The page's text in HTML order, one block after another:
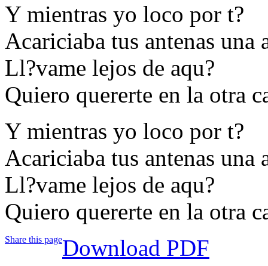
Y mientras yo loco por t?
Acariciaba tus antenas una
Ll?vame lejos de aqu?
Quiero quererte en la otra
Y mientras yo loco por t?
Acariciaba tus antenas una
Ll?vame lejos de aqu?
Quiero quererte en la otra
Share this pageDownload PDF